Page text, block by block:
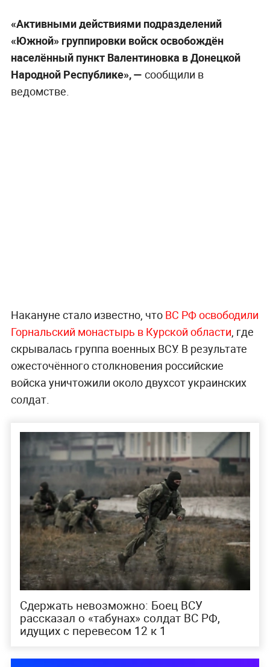
«Активными действиями подразделений
«Южной» группировки войск освобождён
населённый пункт Валентиновка в Донецкой
Народной Республике», — сообщили в
ведомстве.
Накануне стало известно, чтоВС РФ освободили
Горнальский монастырь в Курской области, где
скрывалась группа военных ВСУ. В результате
ожесточённого столкновения российские
войска уничтожили около двухсот украинских
солдат.
Сдержать невозможно: Боец ВСУ
рассказал о «табунах» солдат ВС РФ,
идущих с перевесом 12 к 1